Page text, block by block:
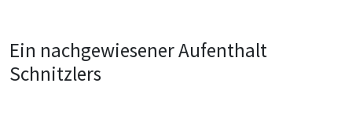
Ein nachgewiesener Aufenthalt
Schnitzlers